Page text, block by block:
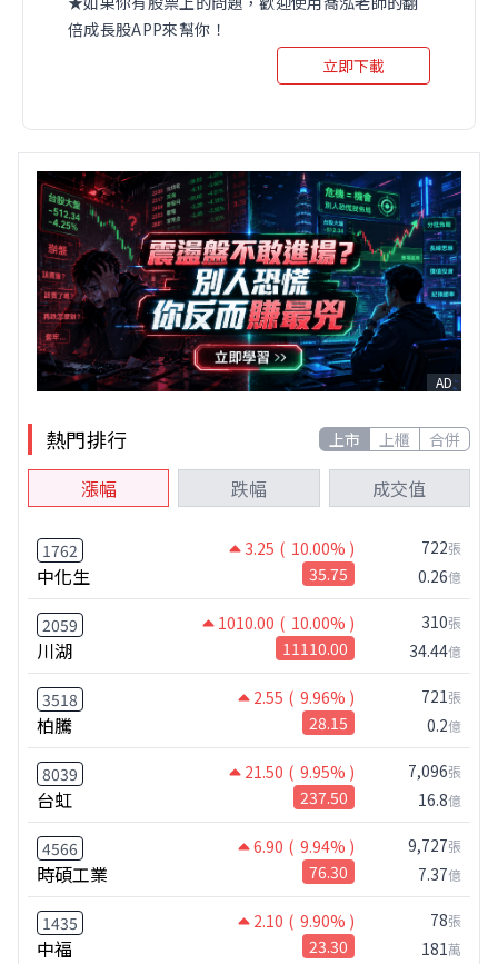
倍成長股APP來幫你！
立即下載
AD
熱門排行 上市 上櫃 合併
漲幅 跌幅 成交值
1762 3.25 ( 10.00% )
中化生 35.75
722張
0.26億
2059 1010.00 ( 10.00% )
川湖 11110.00
310張
34.44億
3518 2.55 ( 9.96% )
柏騰 28.15
721張
0.2億
8039 21.50 ( 9.95% )
台虹 237.50
7,096張
16.8億
4566 6.90 ( 9.94% )
時碩工業 76.30
9,727張
7.37億
1435 2.10 ( 9.90% )
中福 23.30
78張
181萬